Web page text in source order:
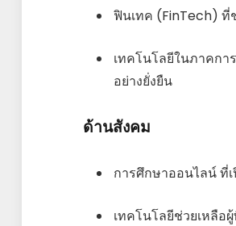
ฟินเทค (FinTech) ที่
เทคโนโลยีในภาคกา
อย่างยั่งยืน
ด้านสังคม
การศึกษาออนไลน์ ที่
เทคโนโลยีช่วยเหลือ